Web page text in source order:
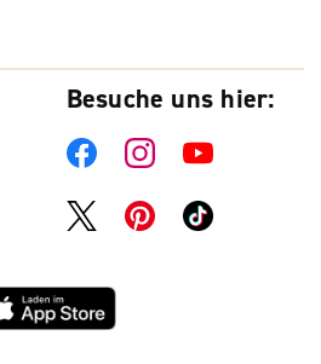
Besuche uns hier: